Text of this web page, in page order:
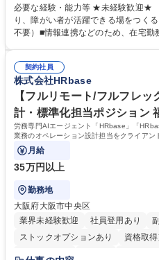
務を増やすお仕事を担っていただきます。 【詳細】■既存業務
び運用のサポート(オペレーション業
サービスの企画立案および推進 障が
します。 ■在宅勤務の障がい者社員
やスキルの把握 ■AI活用業務など、既
ータグループの会社へ提案活動 募集職種 【業務企画】未経験OK/正社員登
用実績90%以上/月残業～5H/在宅勤
必要な経験・能力等 ★未経験歓迎★
り、障がい者が活躍できる場をつく
不要）■情報連携などのため、在宅
や活躍の場を生む、唯一無二の社会
用】正社員登用を前提としておりま
の雇用切り替えとなります。過去の
は当社の中核となる管理職になって
に向け全力でサポートを行いますのでご安心
歴：大学院 大学 高専 短大 専修学校
契約社員
株式会社HRbase
【フルリモート/フルフレ
計・標準化担当ポジション
労務専門AIエージェント「HRbase」「
業務のオペレーション設計担当をクライアン
システム設定へと落とし込むポジションです。
月給
35万円以上
勤務地
大阪府大阪市中央区
業界未経験歓迎
社員登用あり
ストックオプションあり
資格取
時短勤務あり